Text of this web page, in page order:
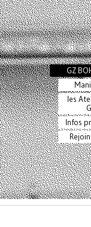
GZ
les
Infos